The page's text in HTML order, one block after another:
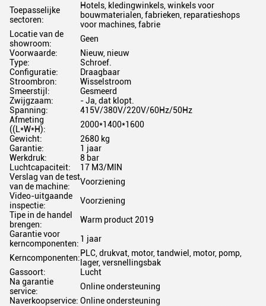
Toepasselijke
sectoren:
Hotels, kledingwinkels, winkels voor
bouwmaterialen, fabrieken, reparatieshops
voor machines, fabrie
Locatie van de
showroom:
Geen
Voorwaarde:
Nieuw, nieuw
Type:
Schroef.
Configuratie:
Draagbaar
Stroombron:
Wisselstroom
Smeerstijl:
Gesmeerd
Zwijgzaam:
- Ja, dat klopt.
Spanning:
415V/380V/220V/60Hz/50Hz
Afmeting
((L*W*H):
2000*1400*1600
Gewicht:
2680 kg
Garantie:
1 jaar
Werkdruk:
8 bar
Luchtcapaciteit:
17 M3/MIN
Verslag van de test
van de machine:
Voorziening
Video-uitgaande
inspectie:
Voorziening
Tipe in de handel
brengen:
Warm product 2019
Garantie voor
kerncomponenten: 1 jaar
Kerncomponenten:PLC, drukvat, motor, tandwiel, motor, pomp,
lager, versnellingsbak
Gassoort:
Lucht
Na garantie
service:
Online ondersteuning
Naverkoopservice: Online ondersteuning